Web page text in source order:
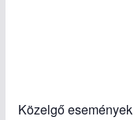
Közelgő események